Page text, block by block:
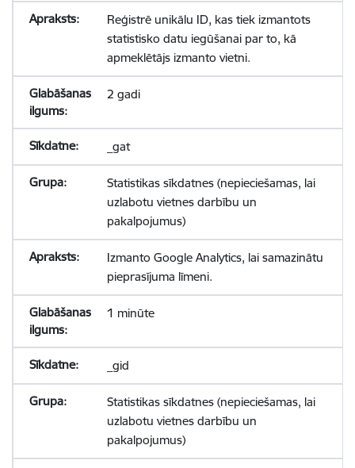
Reģistrē unikālu ID, kas tiek izmantots
statistisko datu iegūšanai par to, kā
apmeklētājs izmanto vietni.
2 gadi
_gat
Statistikas sīkdatnes (nepieciešamas, lai
uzlabotu vietnes darbību un
pakalpojumus)
Izmanto Google Analytics, lai samazinātu
pieprasījuma līmeni.
1 minūte
_gid
Statistikas sīkdatnes (nepieciešamas, lai
uzlabotu vietnes darbību un
pakalpojumus)